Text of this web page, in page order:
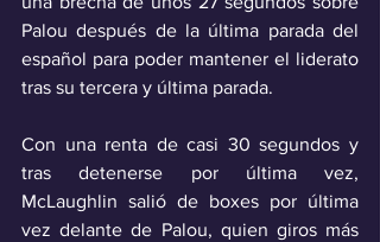
Palou después de la última parada del
español para poder mantener el liderato
tras su tercera y última parada.
Con una renta de casi 30 segundos y
tras detenerse por última vez,
McLaughlin salió de boxes por última
vez delante de Palou, quien giros más